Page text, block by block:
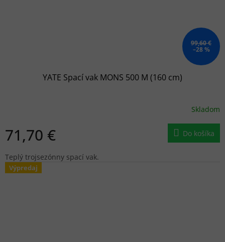
99,60 €
–28 %
YATE Spací vak MONS 500 M (160 cm)
Skladom
71,70 € Do košíka
Teplý trojsezónny spací vak.
Výpredaj